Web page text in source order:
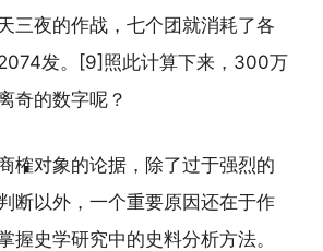
三夜的作战，七个团就消耗了各
发。[9]照此计算下来，300万
奇的数字呢？
榷对象的论据，除了过于强烈的
断以外，一个重要原因还在于作
握史学研究中的史料分析方法。